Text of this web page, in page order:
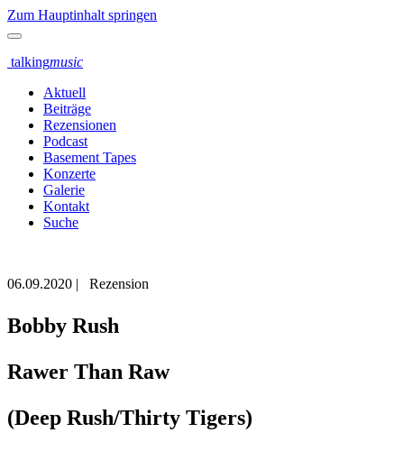
Zum Hauptinhalt springen
talkingmusic
Aktuell
Beiträge
Rezensionen
Podcast
Basement Tapes
Konzerte
Galerie
Kontakt
Suche
06.09.2020 | Rezension
Bobby Rush
Rawer Than Raw
(Deep Rush/Thirty Tigers)